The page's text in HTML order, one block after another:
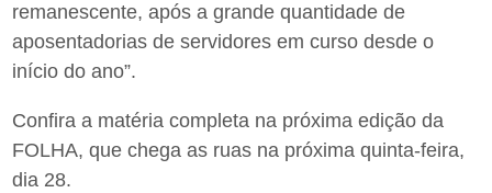
remanescente, após a grande quantidade de
aposentadorias de servidores em curso desde o
início do ano”.
Confira a matéria completa na próxima edição da
FOLHA, que chega as ruas na próxima quinta-feira,
dia 28.